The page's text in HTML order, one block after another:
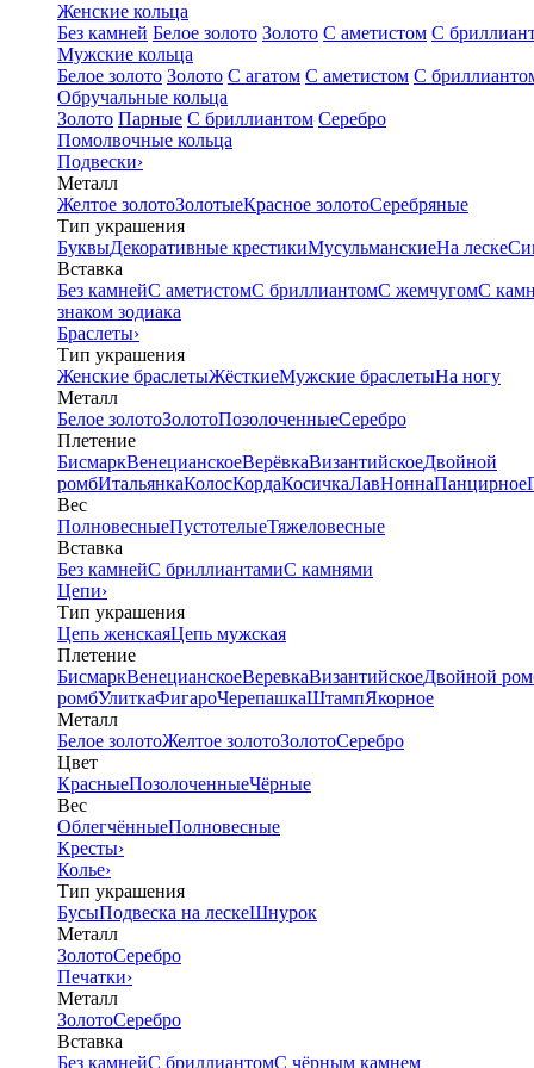
Женские кольца
Без камней Белое золото Золото С аметистом С
Мужские кольца
Белое золото Золото С агатом С аметистом С
Обручальные кольца
Золото Парные С бриллиантом Серебро
Помолвочные кольца
Подвески›
Металл
Желтое золотоЗолотыеКрасное золотоСеребряные
Тип украшения
БуквыДекоративные крестикиМусульманскиеНа леске
Вставка
Без камнейС аметистомС бриллиантомС жемчугомС
знаком зодиака
Браслеты›
Тип украшения
Женские браслетыЖёсткиеМужские браслетыНа ногу
Металл
Белое золотоЗолотоПозолоченныеСеребро
Плетение
БисмаркВенецианскоеВерёвкаВизантийскоеДвойной
ромбИтальянкаКолосКордаКосичкаЛавНоннаПанцирное
Вес
ПолновесныеПустотелыеТяжеловесные
Вставка
Без камнейС бриллиантамиС камнями
Цепи›
Тип украшения
Цепь женскаяЦепь мужская
Плетение
БисмаркВенецианскоеВеревкаВизантийскоеДвойной
ромбУлиткаФигароЧерепашкаШтампЯкорное
Металл
Белое золотоЖелтое золотоЗолотоСеребро
Цвет
КрасныеПозолоченныеЧёрные
Вес
ОблегчённыеПолновесные
Кресты›
Колье›
Тип украшения
БусыПодвеска на лескеШнурок
Металл
ЗолотоСеребро
Печатки›
Металл
ЗолотоСеребро
Вставка
Без камнейС бриллиантомС чёрным камнем